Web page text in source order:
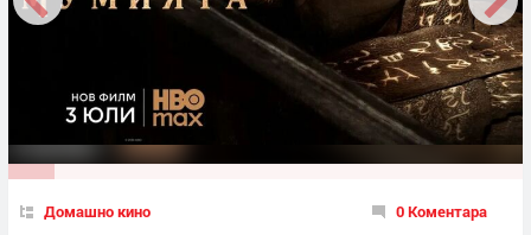
Домашно кино 0 Коментара